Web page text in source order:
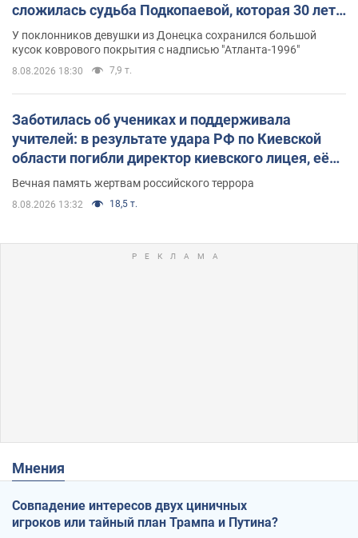
сложилась судьба Подкопаевой, которая 30 лет
назад завоевала "золото" Олимпиады
У поклонников девушки из Донецка сохранился большой
кусок коврового покрытия с надписью "Атланта-1996"
8.08.2026 18:30 7,9 т.
Заботилась об учениках и поддерживала
учителей: в результате удара РФ по Киевской
области погибли директор киевского лицея, её
муж и внук
Вечная память жертвам российского террора
8.08.2026 13:32 18,5 т.
Мнения
Совпадение интересов двух циничных
игроков или тайный план Трампа и Путина?